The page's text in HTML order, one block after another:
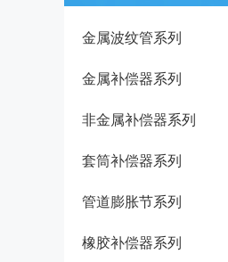
金属波纹管系列
金属补偿器系列
非金属补偿器系列
套筒补偿器系列
管道膨胀节系列
橡胶补偿器系列